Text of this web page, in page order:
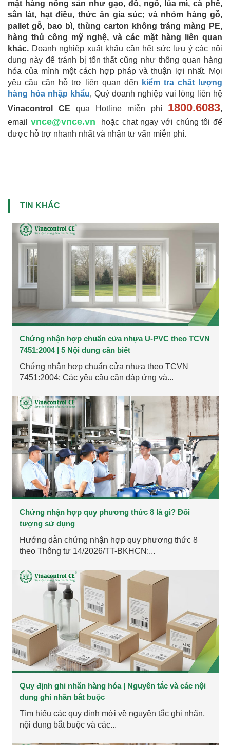
mặt hàng nông sản như gạo, đỗ, ngô, lúa mì, cà phê,
sắn lát, hạt điều, thức ăn gia súc; và nhóm hàng gỗ,
pallet gỗ, bao bì, thùng carton không tráng màng PE,
hàng thủ công mỹ nghệ, và các mặt hàng liên quan
khác. Doanh nghiệp xuất khẩu cần hết sức lưu ý các nội
dung này để tránh bị tổn thất cũng như thông quan hàng
hóa của mình một cách hợp pháp và thuận lợi nhất. Mọi
yêu cầu cần hỗ trợ liên quan đến
kiểm tra chất lượng
hàng hóa nhập khẩu, Quý doanh nghiệp vui lòng liên hệ
Vinacontrol CE qua Hotline miễn phí 1800.6083,
email
vnce@vnce.vn
hoặc chat ngay với chúng tôi để
được hỗ trợ nhanh nhất và nhận tư vấn miễn phí.
TIN KHÁC
Chứng nhận hợp chuẩn cửa nhựa U-PVC theo TCVN
7451:2004 | 5 Nội dung cần biết
Chứng nhận hợp chuẩn cửa nhựa theo TCVN
7451:2004: Các yêu cầu cần đáp ứng và...
Chứng nhận hợp quy phương thức 8 là gì? Đối
tượng sử dụng
Hướng dẫn chứng nhận hợp quy phương thức 8
theo Thông tư 14/2026/TT-BKHCN:...
Quy định ghi nhãn hàng hóa | Nguyên tắc và các nội
dung ghi nhãn bắt buộc
Tìm hiểu các quy định mới về nguyên tắc ghi nhãn,
nội dung bắt buộc và các...